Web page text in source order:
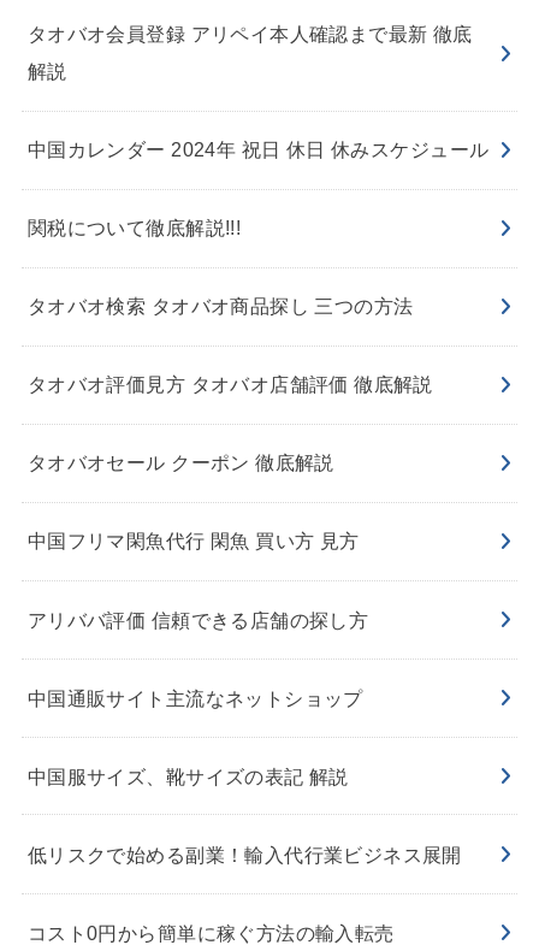
タオバオ会員登録 アリペイ本人確認まで最新 徹底
解説
中国カレンダー 2024年 祝日 休日 休みスケジュール
関税について徹底解説!!!
タオバオ検索 タオバオ商品探し 三つの方法
タオバオ評価見方 タオバオ店舗評価 徹底解説
タオバオセール クーポン 徹底解説
中国フリマ閑魚代行 閑魚 買い方 見方
アリババ評価 信頼できる店舗の探し方
中国通販サイト主流なネットショップ
中国服サイズ、靴サイズの表記 解説
低リスクで始める副業！輸入代行業ビジネス展開
コスト0円から簡単に稼ぐ方法の輸入転売